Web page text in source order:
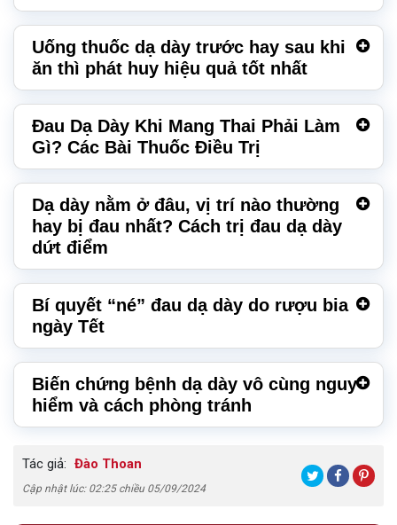
Uống thuốc dạ dày trước hay sau khi
ăn thì phát huy hiệu quả tốt nhất
Đau Dạ Dày Khi Mang Thai Phải Làm
Gì? Các Bài Thuốc Điều Trị
Dạ dày nằm ở đâu, vị trí nào thường
hay bị đau nhất? Cách trị đau dạ dày
dứt điểm
Bí quyết “né” đau dạ dày do rượu bia
ngày Tết
Biến chứng bệnh dạ dày vô cùng nguy
hiểm và cách phòng tránh
Tác giả: Đào Thoan
Cập nhật lúc: 02:25 chiều 05/09/2024